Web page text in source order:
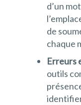
d’un
de
chaque
Erreurs
outils